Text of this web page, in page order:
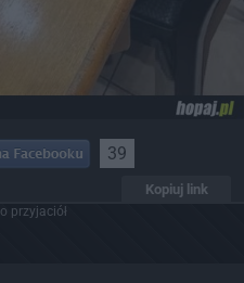
39
Kopiuj link
przyjaciół